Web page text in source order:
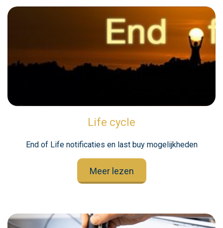
Life cycle
End of Life notificaties en last buy mogelijkheden
Meer lezen